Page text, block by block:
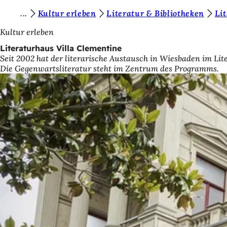
Inhalt anspringen
i
e
b
e
f
i
n
d
e
n
s
c
Kultur erleben Literatur & Bibliotheken
Kultur erleben
Literaturhaus Villa Clementine
Seit 2002 hat der literarische Austausch in Wiesbaden im
Die Gegenwartsliteratur steht im Zentrum des Programms.